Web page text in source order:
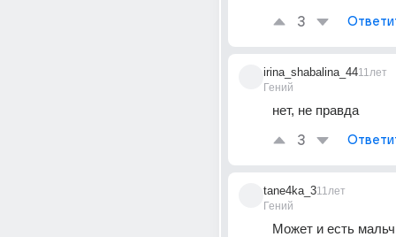
3
irina_shabalina_44
Гений
11лет
нет, не правда
3
tane4ka_3
Гений
11лет
Может и есть